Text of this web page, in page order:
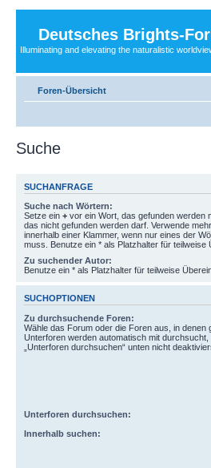
Deutsches Brights-
Illuminating and elevating the naturalistic
Foren-Übersicht
Suche
SUCHANFRAGE
Suche nach Wörtern:
Setze ein + vor ein Wort, das gefunden werden
das nicht gefunden werden darf. Verwende
innerhalb einer Klammer, wenn nur eines der
muss. Benutze ein * als Platzhalter für teilweise
Zu suchender Autor:
Benutze ein * als Platzhalter für teilweise
SUCHOPTIONEN
Zu durchsuchende Foren:
Wähle das Forum oder die Foren aus, in denen
Unterforen werden automatisch mit
„Unterforen durchsuchen“ unten nicht
Unterforen durchsuchen:
Innerhalb suchen: